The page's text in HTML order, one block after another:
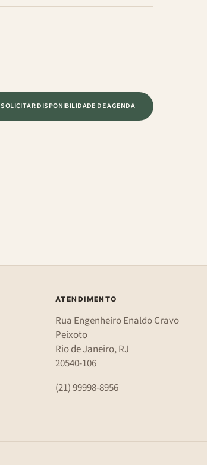
SOLICITAR DISPONIBILIDADE DE AGENDA
ATENDIMENTO
Rua Engenheiro Enaldo Cravo
Peixoto
Rio de Janeiro, RJ
20540-106
(21) 99998-8956